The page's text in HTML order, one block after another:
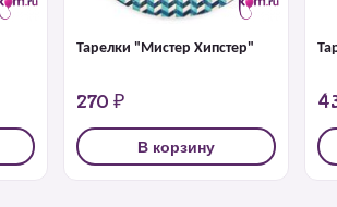
Тарелки "Мистер Хипстер"
270 ₽
В корзину